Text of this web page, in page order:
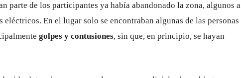
parte de los participantes ya había abandonado la zona, algunos a
En el lugar solo se encontraban algunas de las personas
golpes y contusiones, sin que, en principio, se hayan